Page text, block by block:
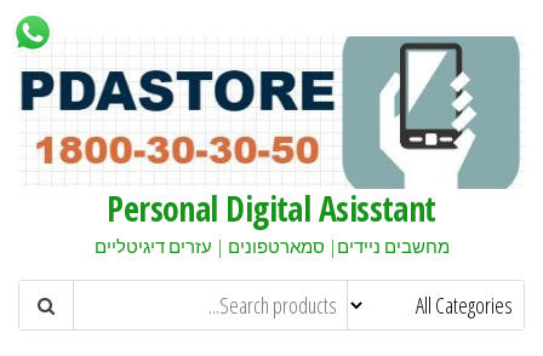
Personal Digital Asisstant
מחשבים ניידים| סמארטפונים | עזרים דיגיטליים